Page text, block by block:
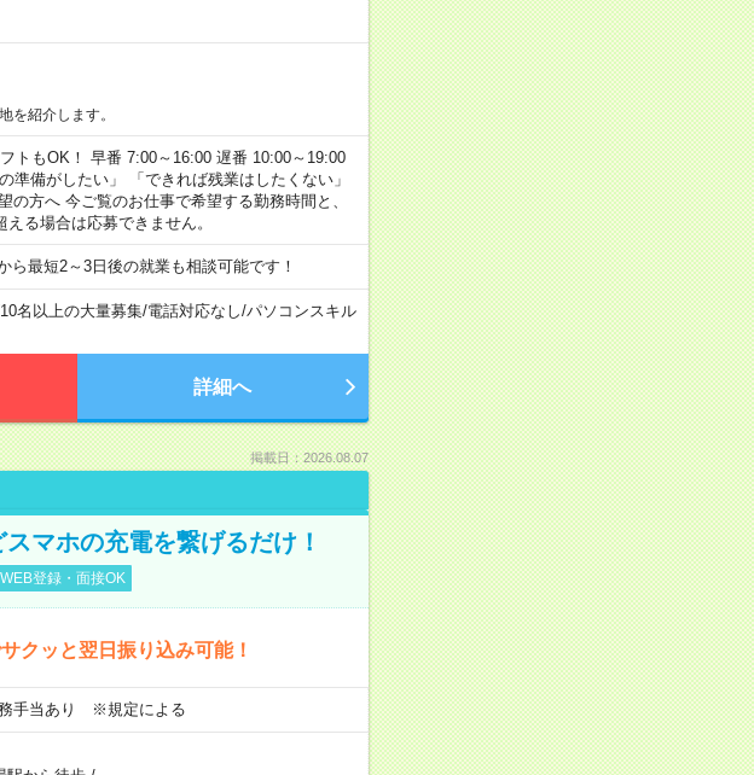
紹介します。
トもOK！ 早番 7:00～16:00 遅番 10:00～19:00
準備がしたい」 「できれば残業はしたくない」
方へ 今ご覧のお仕事で希望する勤務時間と、
る場合は応募できません。
最短2～3日後の就業も相談可能です！
10名以上の大量募集/電話対応なし/パソコンスキル
詳細へ
掲載日：2026.08.07
マホの充電を繋げるだけ！
WEB登録・面接OK
クッと翌日振り込み可能！
手当あり ※規定による